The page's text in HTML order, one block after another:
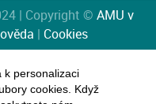
| Copyright © AMU v
| Cookies
k personalizaci
cookies. Když